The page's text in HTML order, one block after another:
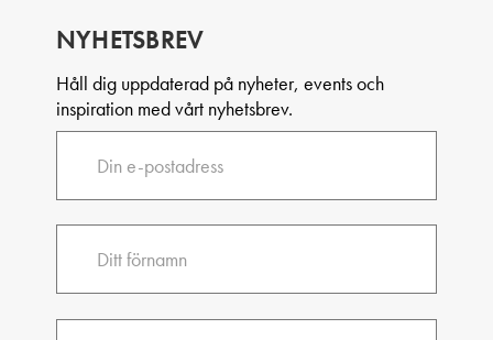
NYHETSBREV
Håll dig uppdaterad på nyheter, events och
inspiration med vårt nyhetsbrev.